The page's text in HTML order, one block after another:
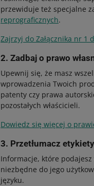
przewiduje też specjalne
reprograficznych.
Zajrzyj do Załącznika nr 1
2. Zadbaj o prawo
Upewnij się, że masz
wprowadzenia Twoich
patenty czy prawa
pozostałych właścicieli.
Dowiedz się więcej o
3. Przetłumacz
Informacje, które
niezbędne do jego
języku.